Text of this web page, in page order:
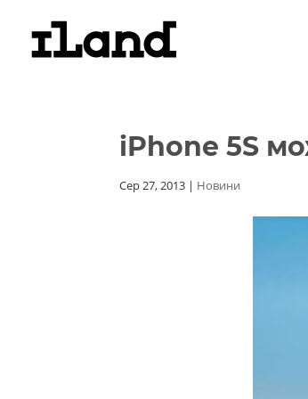
iPhone 5S
Сер 27, 2013 | Новини